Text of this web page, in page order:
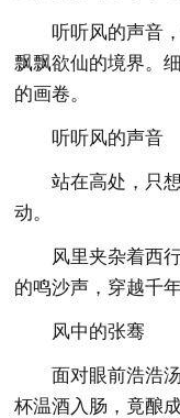
听听风的声音
飘飘欲仙的境界。
的画卷。
听听风的声音
站在高处，只
动。
风里夹杂着西
的鸣沙声，穿越千
风中的张骞
面对眼前浩浩
杯温酒入肠，竟酿